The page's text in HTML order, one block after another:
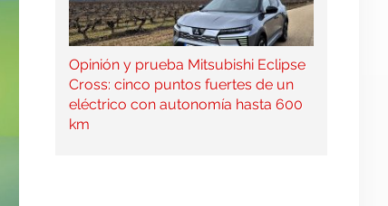
Opinión y prueba Mitsubishi Eclipse
Cross: cinco puntos fuertes de un
eléctrico con autonomía hasta 600
km